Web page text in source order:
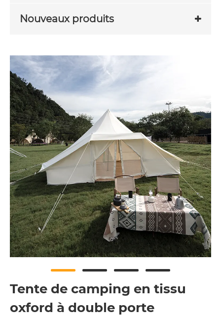
Nouveaux produits
Tente de camping en tissu
oxford à double porte